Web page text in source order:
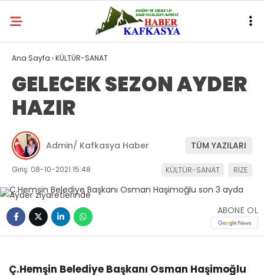
Ana Sayfa ›KÜLTÜR-SANAT
GELECEK SEZON AYDER
HAZIR
Admin/ Kafkasya Haber TÜM YAZILARI
Giriş: 08-10-2021 15:48 KÜLTÜR-SANAT RİZE
ABONE OL
Ç.Hemşin Belediye Başkanı Osman Haşimoğlu